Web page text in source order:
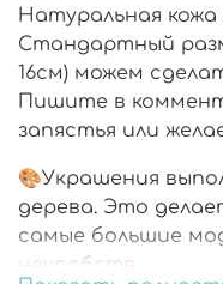
Натуральная кожа
Стандартный
16см) можем
Пишите в
запястья или
🎨Украшения
дерева. Это
самые большие
неудобств.